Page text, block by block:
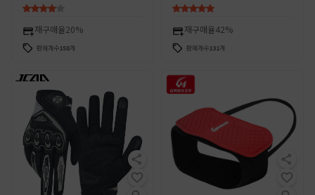
재구매율20%
판매개수158개
재구매율42%
판매개수131개